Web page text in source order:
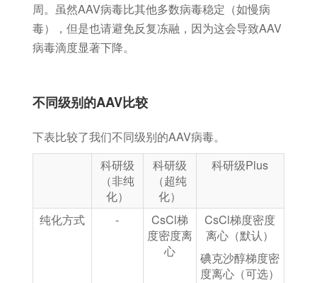
周。虽然AAV病毒比其他多数病毒稳定（如慢病
毒），但是也请避免反复冻融，因为这会导致AAV
病毒滴度显著下降。
不同级别的AAV比较
下表比较了我们不同级别的AAV病毒。
科研级
（非纯
化）
科研级
（超纯
化）
科研级Plus
纯化方式 -
CsCl梯
度密度离
心
CsCl梯度密度
离心（默认）
碘克沙醇梯度密
度离心（可选）